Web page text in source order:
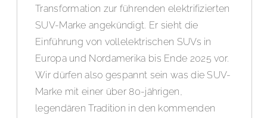
Transformation zur führenden elektrifizierten
SUV-Marke angekündigt. Er sieht die
Einführung von vollelektrischen SUVs in
Europa und Nordamerika bis Ende 2025 vor.
Wir dürfen also gespannt sein was die SUV-
Marke mit einer über 80-jährigen,
legendären Tradition in den kommenden